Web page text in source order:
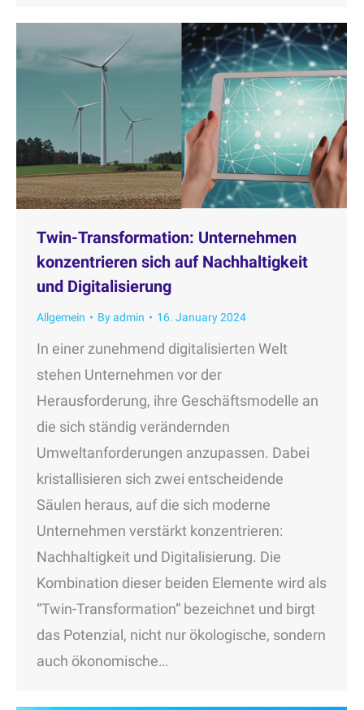
Twin-Transformation: Unternehmen
konzentrieren sich auf Nachhaltigkeit
und Digitalisierung
Allgemein Byadmin 16. January 2024
In einer zunehmend digitalisierten Welt
stehen Unternehmen vor der
Herausforderung, ihre Geschäftsmodelle an
die sich ständig verändernden
Umweltanforderungen anzupassen. Dabei
kristallisieren sich zwei entscheidende
Säulen heraus, auf die sich moderne
Unternehmen verstärkt konzentrieren:
Nachhaltigkeit und Digitalisierung. Die
Kombination dieser beiden Elemente wird als
“Twin-Transformation” bezeichnet und birgt
das Potenzial, nicht nur ökologische, sondern
auch ökonomische…